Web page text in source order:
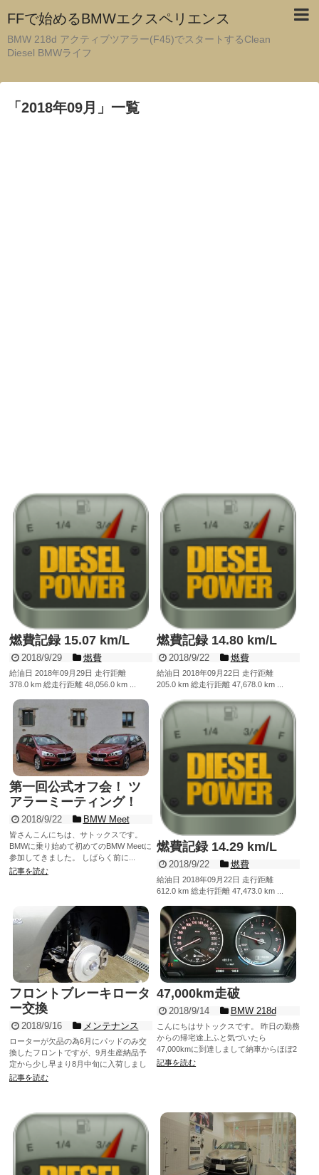
FFで始めるBMWエクスペリエンス
BMW 218d アクティブツアラー(F45)でスタートするClean
Diesel BMWライフ
「 2018年09月 」 一覧
燃費記録 15.07 km/L
2018/9/29 燃費
給油日 2018年09月29日 走行距離
378.0 km 総走行距離 48,056.0 km ...
記事を読む
燃費記録 14.80 km/L
2018/9/22 燃費
給油日 2018年09月22日 走行距離
205.0 km 総走行距離 47,678.0 km ...
記事を読む
第一回公式オフ会！ ツ
アラーミーティング！
2018/9/22 BMW Meet
皆さんこんにちは、サトックスです。
BMWに乗り始めて初めてのBMW Meetに
参加してきました。 しばらく前に...
記事を読む
燃費記録 14.29 km/L
2018/9/22 燃費
給油日 2018年09月22日 走行距離
612.0 km 総走行距離 47,473.0 km ...
記事を読む
フロントブレーキロータ
ー交換
2018/9/16 メンテナンス
ローターが欠品の為6月にパッドのみ交
換したフロントですが、9月生産納品予
定から少し早まり8月中旬に入荷しまし
た。 なかなか暑さもあって...
記事を読む
47,000km走破
2018/9/14 BMW 218d
こんにちはサトックスです。 昨日の勤務
からの帰宅途上ふと気づいたら
47,000kmに到達しまして納車からほぼ2
年、あっという間...
記事を読む